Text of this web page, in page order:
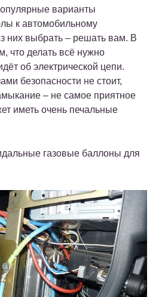
варианты
к автомобильному
них выбрать – решать вам. В
что делать всё нужно
об электрической цепи.
безопасности не стоит,
– не самое приятное
иметь очень печальные
газовые баллоны для